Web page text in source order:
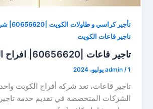
تأجير كراسي و طاولات الكويت |60656620| شركة افراح الكويت
تاجير قاعات الكويت
تاجير قاعات |60656620| افراح الكويت
admin /1 يوليو، 2024
تاجير قاعات، تعد شركة أفراح الكويت
الشركات المتخصصة في تقديم خدمة